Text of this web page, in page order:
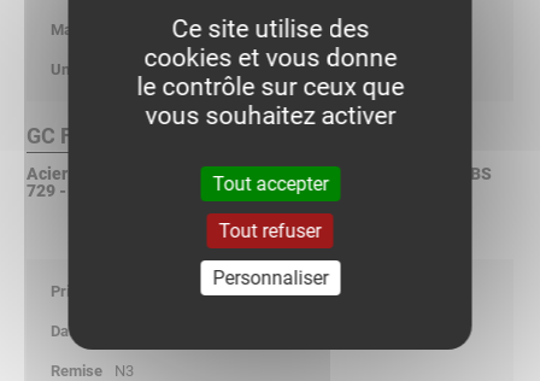
kg/p
GC Finition :
Acier galvanisé à chaud après fabrication selon ISO 1461 - BS
729 - ASTM A123
N3
Ce site utilise des
cookies et vous donne
le contrôle sur ceux que
vous souhaitez activer
Tout accepter
Tout refuser
Personnaliser